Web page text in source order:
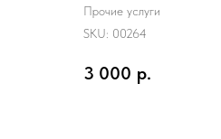
Прочие услуги
SKU: 00264
3 000 р.